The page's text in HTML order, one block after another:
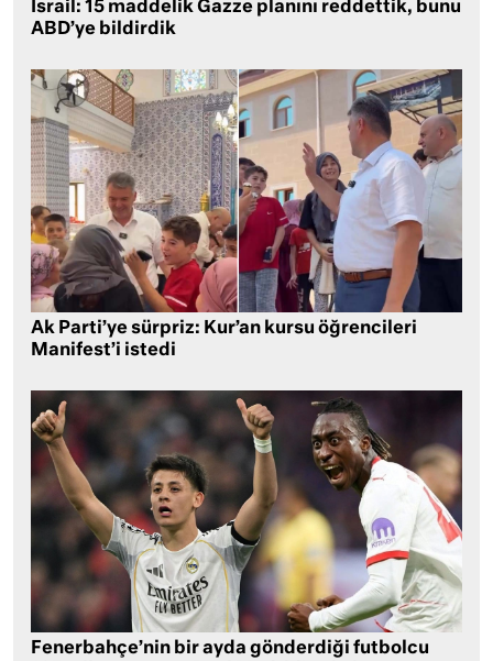
İsrail: 15 maddelik Gazze planını reddettik, bunu
ABD’ye bildirdik
Ak Parti’ye sürpriz: Kur’an kursu öğrencileri
Manifest’i istedi
Fenerbahçe’nin bir ayda gönderdiği futbolcu